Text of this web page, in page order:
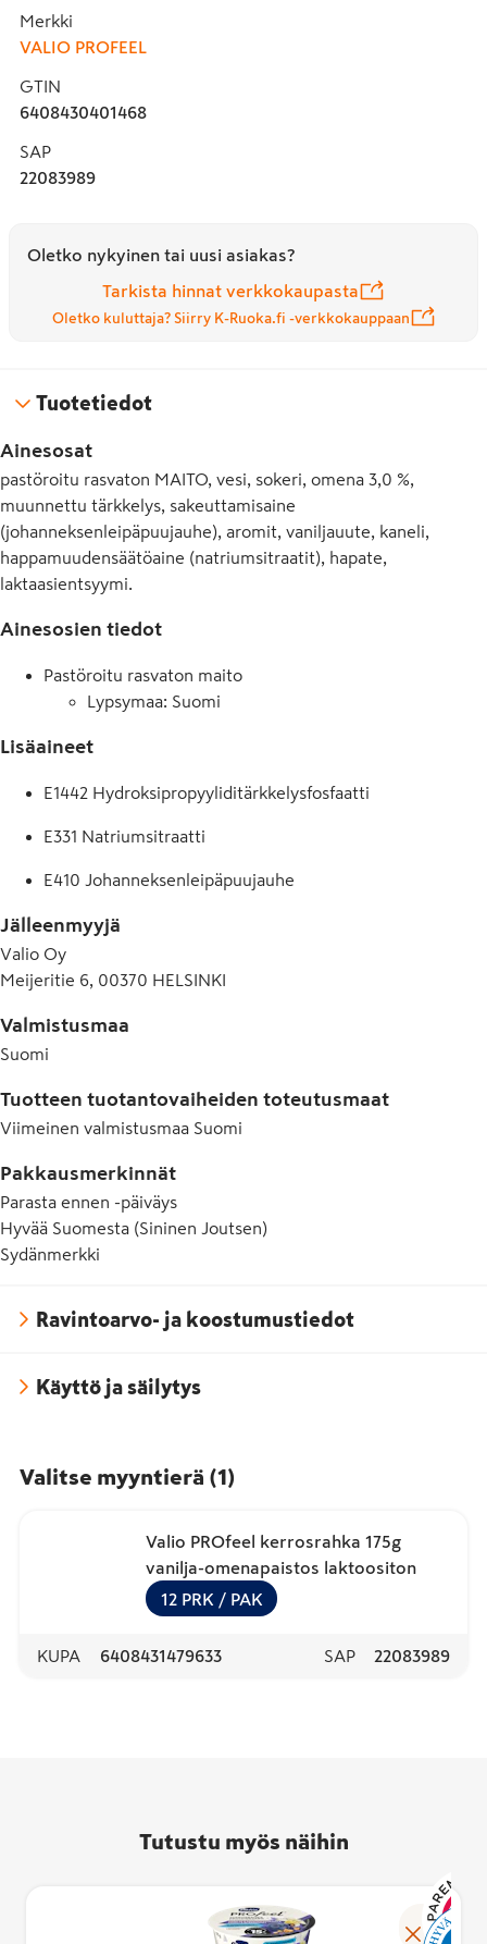
Merkki
VALIO PROFEEL
GTIN
6408430401468
SAP
22083989
Oletko nykyinen tai uusi asiakas?
Tarkista hinnat verkkokaupasta
Oletko kuluttaja? Siirry K-Ruoka.fi -verkkokauppaan
Tuotetiedot
Ainesosat
pastöroitu rasvaton MAITO, vesi, sokeri, omena 3,0 %,
muunnettu tärkkelys, sakeuttamisaine
(johanneksenleipäpuujauhe), aromit, vaniljauute, kaneli,
happamuudensäätöaine (natriumsitraatit), hapate,
laktaasientsyymi.
Ainesosien tiedot
Pastöroitu rasvaton maito
Lypsymaa: Suomi
Lisäaineet
E1442 Hydroksipropyyliditärkkelysfosfaatti
E331 Natriumsitraatti
E410 Johanneksenleipäpuujauhe
Jälleenmyyjä
Valio Oy
Meijeritie 6, 00370 HELSINKI
Valmistusmaa
Suomi
Tuotteen tuotantovaiheiden toteutusmaat
Viimeinen valmistusmaa Suomi
Pakkausmerkinnät
Parasta ennen -päiväys
Hyvää Suomesta (Sininen Joutsen)
Sydänmerkki
Ravintoarvo- ja koostumustiedot
Käyttö ja säilytys
Valitse myyntierä (1 )
Valio PROfeel kerrosrahka 175g
vanilja-omenapaistos laktoositon
12 PRK / PAK
KUPA 6408431479633 SAP 22083989
Tutustu myös näihin